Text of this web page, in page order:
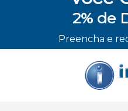
2%de
Preencha e